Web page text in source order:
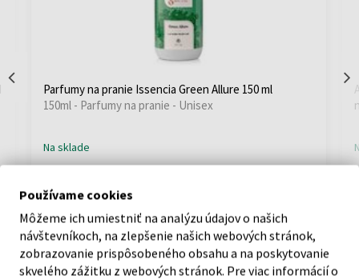
Parfumy na pranie Issencia Green Allure 150 ml
150ml - Parfumy na pranie - Unisex
Na sklade
Čarovné parfumové tipy na
Používame cookies
Môžeme ich umiestniť na analýzu údajov o našich
návštevníkoch, na zlepšenie našich webových stránok,
zobrazovanie prispôsobeného obsahu a na poskytovanie
skvelého zážitku z webových stránok. Pre viac informácií o